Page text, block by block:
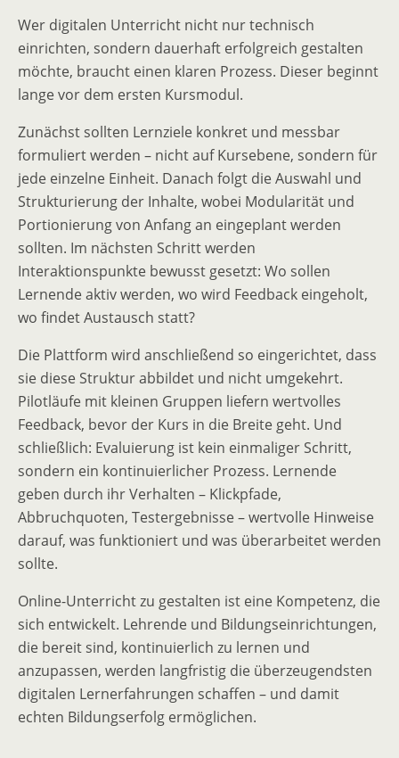
Wer digitalen Unterricht nicht nur technisch
einrichten, sondern dauerhaft erfolgreich gestalten
möchte, braucht einen klaren Prozess. Dieser beginnt
lange vor dem ersten Kursmodul.
Zunächst sollten Lernziele konkret und messbar
formuliert werden – nicht auf Kursebene, sondern für
jede einzelne Einheit. Danach folgt die Auswahl und
Strukturierung der Inhalte, wobei Modularität und
Portionierung von Anfang an eingeplant werden
sollten. Im nächsten Schritt werden
Interaktionspunkte bewusst gesetzt: Wo sollen
Lernende aktiv werden, wo wird Feedback eingeholt,
wo findet Austausch statt?
Die Plattform wird anschließend so eingerichtet, dass
sie diese Struktur abbildet und nicht umgekehrt.
Pilotläufe mit kleinen Gruppen liefern wertvolles
Feedback, bevor der Kurs in die Breite geht. Und
schließlich: Evaluierung ist kein einmaliger Schritt,
sondern ein kontinuierlicher Prozess. Lernende
geben durch ihr Verhalten – Klickpfade,
Abbruchquoten, Testergebnisse – wertvolle Hinweise
darauf, was funktioniert und was überarbeitet werden
sollte.
Online-Unterricht zu gestalten ist eine Kompetenz, die
sich entwickelt. Lehrende und Bildungseinrichtungen,
die bereit sind, kontinuierlich zu lernen und
anzupassen, werden langfristig die überzeugendsten
digitalen Lernerfahrungen schaffen – und damit
echten Bildungserfolg ermöglichen.